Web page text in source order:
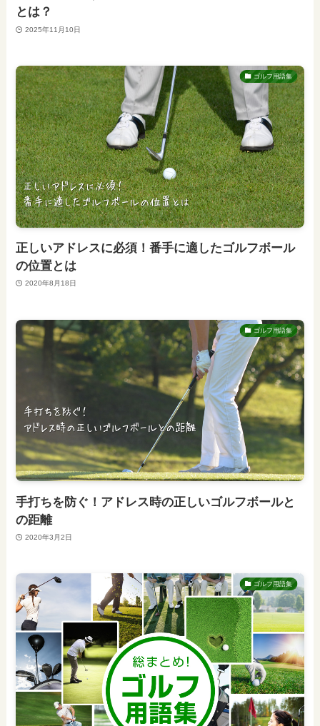
とは？
2025年11月10日
ゴルフ用語集
正しいアドレスに必須！番手に適したゴルフボール
の位置とは
2020年8月18日
ゴルフ用語集
手打ちを防ぐ！アドレス時の正しいゴルフボールと
の距離
2020年3月2日
ゴルフ用語集